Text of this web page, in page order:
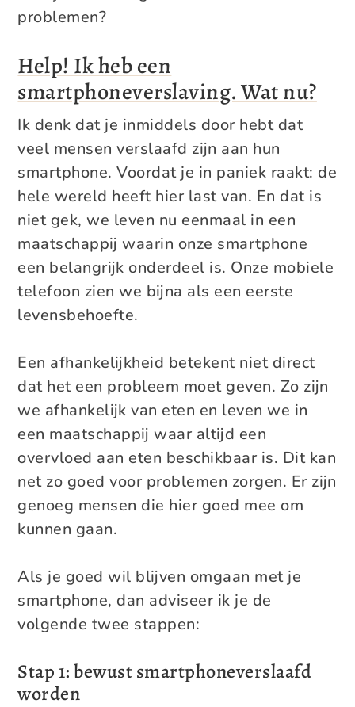
problemen?
Help! Ik heb een
smartphoneverslaving. Wat nu?
Ik denk dat je inmiddels door hebt dat
veel mensen verslaafd zijn aan hun
smartphone. Voordat je in paniek raakt: de
hele wereld heeft hier last van. En dat is
niet gek, we leven nu eenmaal in een
maatschappij waarin onze smartphone
een belangrijk onderdeel is. Onze mobiele
telefoon zien we bijna als een eerste
levensbehoefte.
Een afhankelijkheid betekent niet direct
dat het een probleem moet geven. Zo zijn
we afhankelijk van eten en leven we in
een maatschappij waar altijd een
overvloed aan eten beschikbaar is. Dit kan
net zo goed voor problemen zorgen. Er zijn
genoeg mensen die hier goed mee om
kunnen gaan.
Als je goed wil blijven omgaan met je
smartphone, dan adviseer ik je de
volgende twee stappen:
Stap 1: bewust smartphoneverslaafd
worden